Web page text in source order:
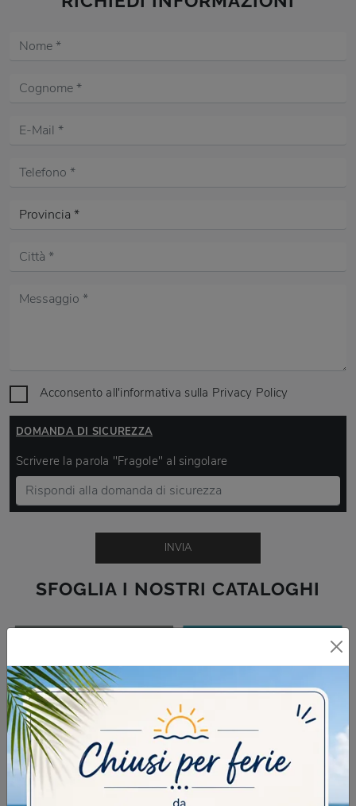
SFOGLIA I NOSTRI CATALOGHI
Acconsento all'informativa sulla Privacy Policy
DOMANDA DI SICUREZZA
Scrivere la parola "Fragole" al singolare
INVIA